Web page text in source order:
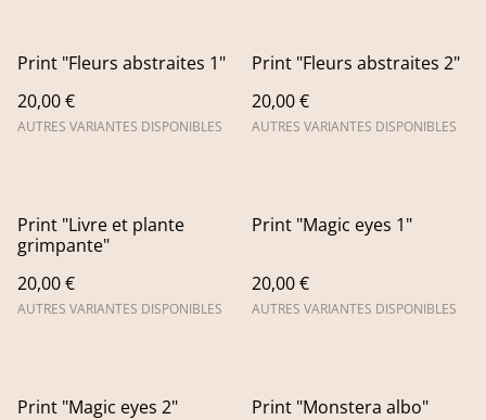
Print "Fleurs abstraites 1"
20,00 €
AUTRES VARIANTES DISPONIBLES
Print "Fleurs abstraites 2"
20,00 €
AUTRES VARIANTES DISPONIBLES
Print "Livre et plante
grimpante"
20,00 €
AUTRES VARIANTES DISPONIBLES
Print "Magic eyes 1"
20,00 €
AUTRES VARIANTES DISPONIBLES
Print "Magic eyes 2"
Print "Monstera albo"